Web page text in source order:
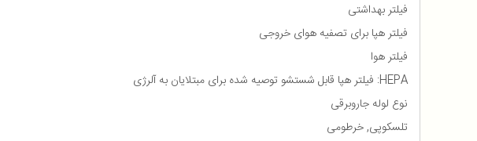
فیلتر بهداشتی
فیلتر هپا برای تصفیه هوای خروجی
فیلتر هوا
HEPA: فیلتر هپا قابل شستشو توصیه شده برای مبتلایان به آلرژی
نوع لوله جاروبرقی
تلسکوپی, خرطومی